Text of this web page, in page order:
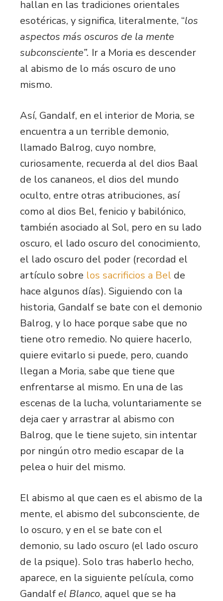
hallan en las tradiciones orientales
esotéricas, y significa, literalmente, “los
aspectos más oscuros de la mente
subconsciente”. Ir a Moria es descender
al abismo de lo más oscuro de uno
mismo.
Así, Gandalf, en el interior de Moria, se
encuentra a un terrible demonio,
llamado Balrog, cuyo nombre,
curiosamente, recuerda al del dios Baal
de los cananeos, el dios del mundo
oculto, entre otras atribuciones, así
como al dios Bel, fenicio y babilónico,
también asociado al Sol, pero en su lado
oscuro, el lado oscuro del conocimiento,
el lado oscuro del poder (recordad el
artículo sobre los sacrificios a Bel de
hace algunos días). Siguiendo con la
historia, Gandalf se bate con el demonio
Balrog, y lo hace porque sabe que no
tiene otro remedio. No quiere hacerlo,
quiere evitarlo si puede, pero, cuando
llegan a Moria, sabe que tiene que
enfrentarse al mismo. En una de las
escenas de la lucha, voluntariamente se
deja caer y arrastrar al abismo con
Balrog, que le tiene sujeto, sin intentar
por ningún otro medio escapar de la
pelea o huir del mismo.
El abismo al que caen es el abismo de la
mente, el abismo del subconsciente, de
lo oscuro, y en el se bate con el
demonio, su lado oscuro (el lado oscuro
de la psique). Solo tras haberlo hecho,
aparece, en la siguiente película, como
Gandalf el Blanco, aquel que se ha